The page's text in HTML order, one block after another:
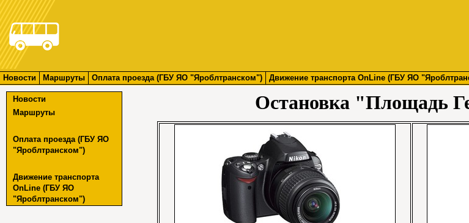
Новости Маршруты Оплата проезда (ГБУ ЯО "Яроблтранском") Движение транспорта OnLine (ГБУ ЯО
Новости
Маршруты
Оплата проезда (ГБУ ЯО
"Яроблтранском")
Движение транспорта
OnLine (ГБУ ЯО
"Яроблтранском")
Остановка "Площадь